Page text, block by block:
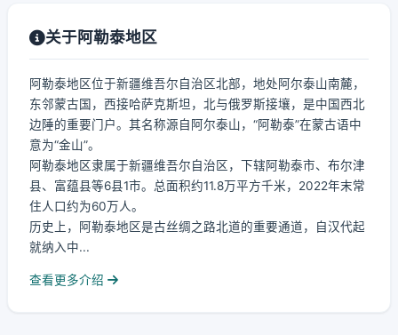
关于阿勒泰地区
阿勒泰地区位于新疆维吾尔自治区北部，地处阿尔泰山南麓，
东邻蒙古国，西接哈萨克斯坦，北与俄罗斯接壤，是中国西北
边陲的重要门户。其名称源自阿尔泰山，“阿勒泰”在蒙古语中
意为“金山”。
阿勒泰地区隶属于新疆维吾尔自治区，下辖阿勒泰市、布尔津
县、富蕴县等6县1市。总面积约11.8万平方千米，2022年末常
住人口约为60万人。
历史上，阿勒泰地区是古丝绸之路北道的重要通道，自汉代起
就纳入中...
查看更多介绍